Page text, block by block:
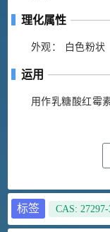
理化属性
外观： 白色粉状
运用
用作乳糖酸红霉
标签 CAS: